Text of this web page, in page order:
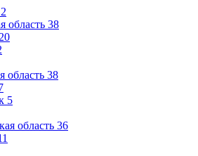
2
область 38
20
область 38
5
область 36